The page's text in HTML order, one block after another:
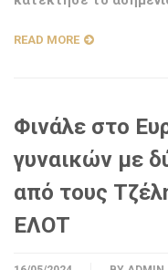
READ MORE
Φινάλε στο
γυναικών με
από τους
ΕΛΟΤ